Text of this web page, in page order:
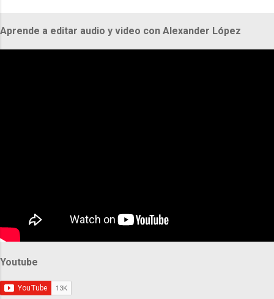
b
i
Aprende a editar audio y video con Alexander López
Youtube